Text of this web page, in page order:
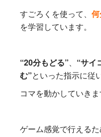
すごろくを使って、
を学習しています。
“20分もどる”、 “サイ
む”といった指示に従い
コマを動かしていきま
ゲーム感覚で行える